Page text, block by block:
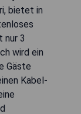
bietet in
nur 3
wird ein
Gäste
Kabel-